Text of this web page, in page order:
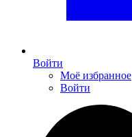
Войти
Моё избранное
Войти